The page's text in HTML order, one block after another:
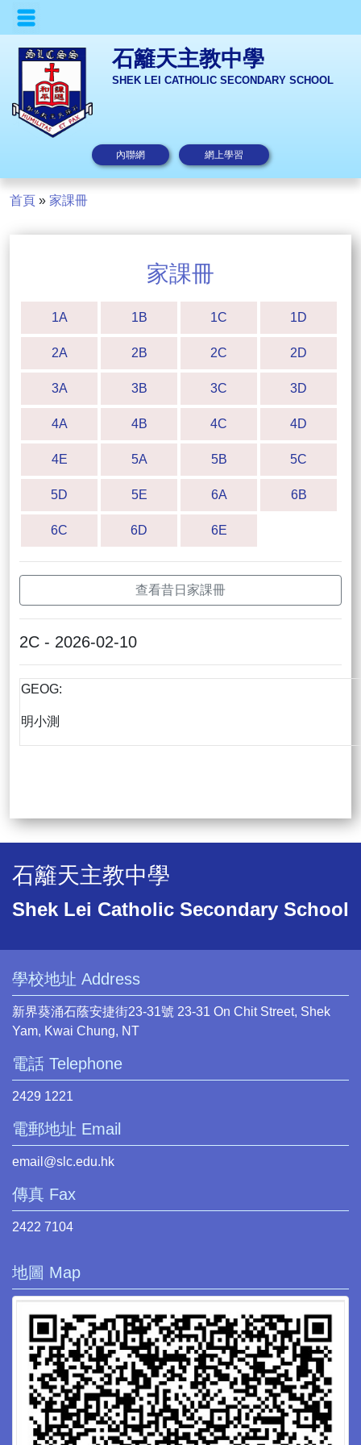
石籬天主教中學
SHEK LEI CATHOLIC SECONDARY SCHOOL
內聯網 網上學習
首頁 » 家課冊
家課冊
1A 1B 1C 1D
2A 2B 2C 2D
3A 3B 3C 3D
4A 4B 4C 4D
4E 5A 5B 5C
5D 5E 6A 6B
6C 6D 6E
查看昔日家課冊
2C - 2026-02-10
GEOG:
明小測
石籬天主教中學
Shek Lei Catholic Secondary School
學校地址 Address
新界葵涌石蔭安捷街23-31號 23-31 On Chit Street, Shek
Yam, Kwai Chung, NT
電話 Telephone
2429 1221
電郵地址 Email
email@slc.edu.hk
傳真 Fax
2422 7104
地圖 Map